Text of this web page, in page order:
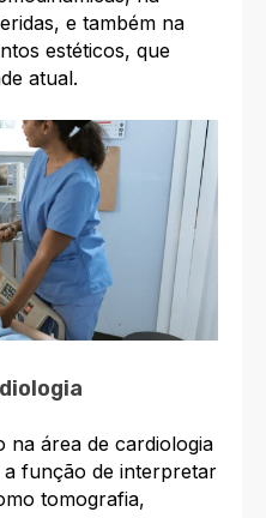
e também na
estéticos, que
atual.
na área de cardiologia
a função de interpretar
tomografia,